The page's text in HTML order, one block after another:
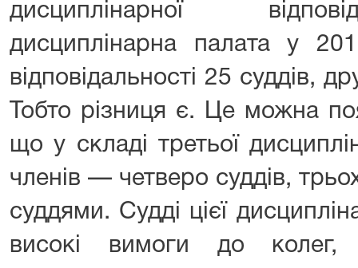
дисциплінарної
дисциплінарна палата у
відповідальності 25 суддів,
Тобто різниця є. Це можна
що у складі третьої
членів — четверо суддів,
суддями. Судді цієї
високі вимоги до колег,